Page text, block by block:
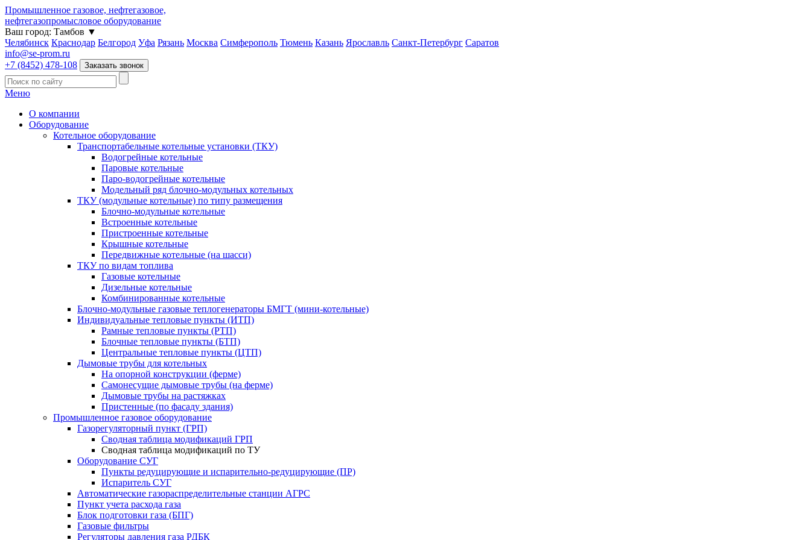
Промышленное газовое, нефтегазовое,
нефтегазопромысловое оборудование
Ваш город: Тамбов ▼
Челябинск Краснодар Белгород Уфа Рязань Москва Симферополь Тюмень Казань Ярославль Санкт-Петербург Саратов
info@se-prom.ru
+7 (8452) 478-108
Заказать звонок
Меню
О компании
Оборудование
Котельное оборудование
Транспортабельные котельные установки (ТКУ)
Водогрейные котельные
Паровые котельные
Паро-водогрейные котельные
Модельный ряд блочно-модульных котельных
ТКУ (модульные котельные) по типу размещения
Блочно-модульные котельные
Встроенные котельные
Пристроенные котельные
Крышные котельные
Передвижные котельные (на шасси)
ТКУ по видам топлива
Газовые котельные
Дизельные котельные
Комбинированные котельные
Блочно-модульные газовые теплогенераторы БМГТ (мини-котельные)
Индивидуальные тепловые пункты (ИТП)
Рамные тепловые пункты (РТП)
Блочные тепловые пункты (БТП)
Центральные тепловые пункты (ЦТП)
Дымовые трубы для котельных
На опорной конструкции (ферме)
Самонесущие дымовые трубы (на ферме)
Дымовые трубы на растяжках
Пристенные (по фасаду здания)
Промышленное газовое оборудование
Газорегуляторный пункт (ГРП)
Сводная таблица модификаций ГРП
Сводная таблица модификаций по ТУ
Оборудование СУГ
Пункты редуцирующие и испарительно-редуцирующие (ПР)
Испаритель СУГ
Автоматические газораспределительные станции АГРС
Пункт учета расхода газа
Блок подготовки газа (БПГ)
Газовые фильтры
Регуляторы давления газа РДБК